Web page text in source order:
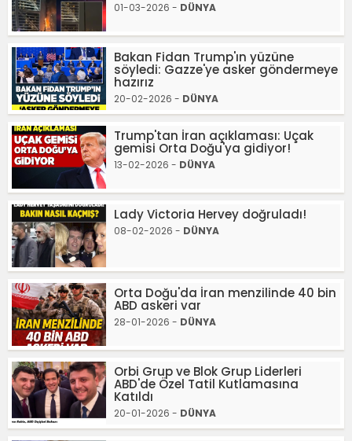
01-03-2026 - DÜNYA
Bakan Fidan Trump'ın yüzüne
söyledi: Gazze'ye asker göndermeye
hazırız
20-02-2026 - DÜNYA
Trump'tan İran açıklaması: Uçak
gemisi Orta Doğu'ya gidiyor!
13-02-2026 - DÜNYA
Lady Victoria Hervey doğruladı!
08-02-2026 - DÜNYA
Orta Doğu'da İran menzilinde 40 bin
ABD askeri var
28-01-2026 - DÜNYA
Orbi Grup ve Blok Grup Liderleri
ABD'de Özel Tatil Kutlamasına
Katıldı
20-01-2026 - DÜNYA